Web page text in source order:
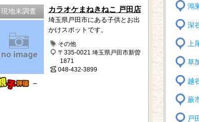
現地未調査
－
カラオケまねきねこ 戸田店
埼玉県戸田市にある子供とお出
かけスポットです。
その他
〒335-0021 埼玉県戸田市新曽
1871
048-432-3899
鴻
深
上
草
越
蕨
戸